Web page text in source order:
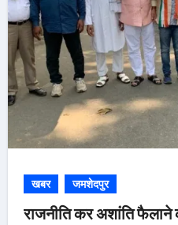
खबर जमशेदपुर
राजनीति कर अशांति फैलाने